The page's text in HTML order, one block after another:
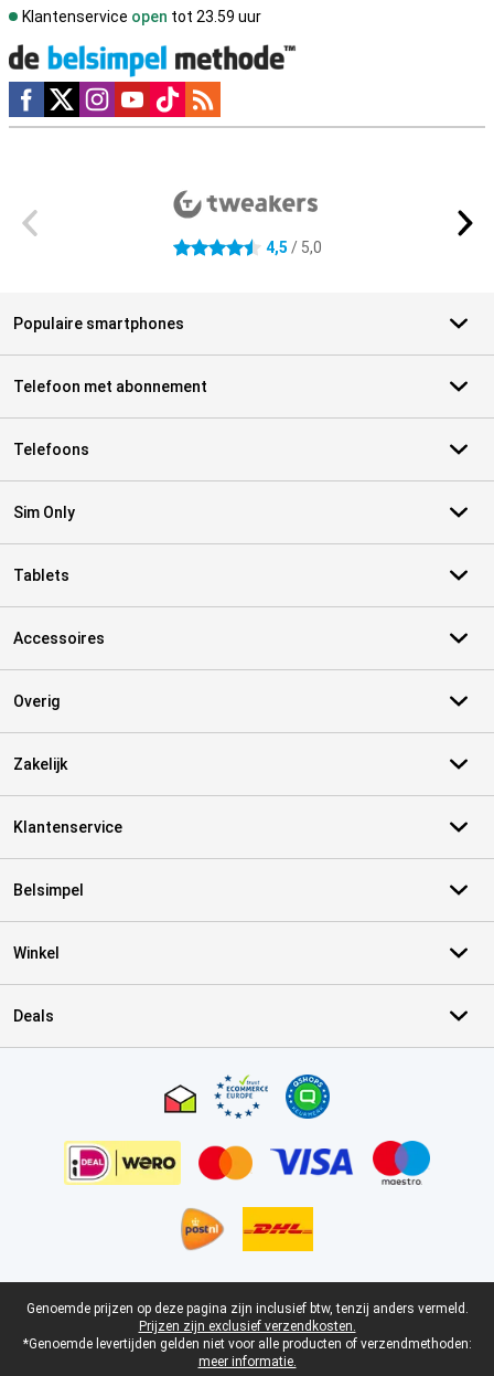
Klantenservice open tot 23.59 uur
Social media
4.5 sterren 4,5 / 5,0
Populaire smartphones
Telefoon met abonnement
Telefoons
Sim Only
Tablets
Accessoires
Overig
Zakelijk
Klantenservice
Belsimpel
Winkel
Deals
Juridische voettekst
Genoemde prijzen op deze pagina zijn inclusief btw, tenzij anders vermeld.
Prijzen zijn exclusief verzendkosten.
*Genoemde levertijden gelden niet voor alle producten of verzendmethoden:
meer informatie.